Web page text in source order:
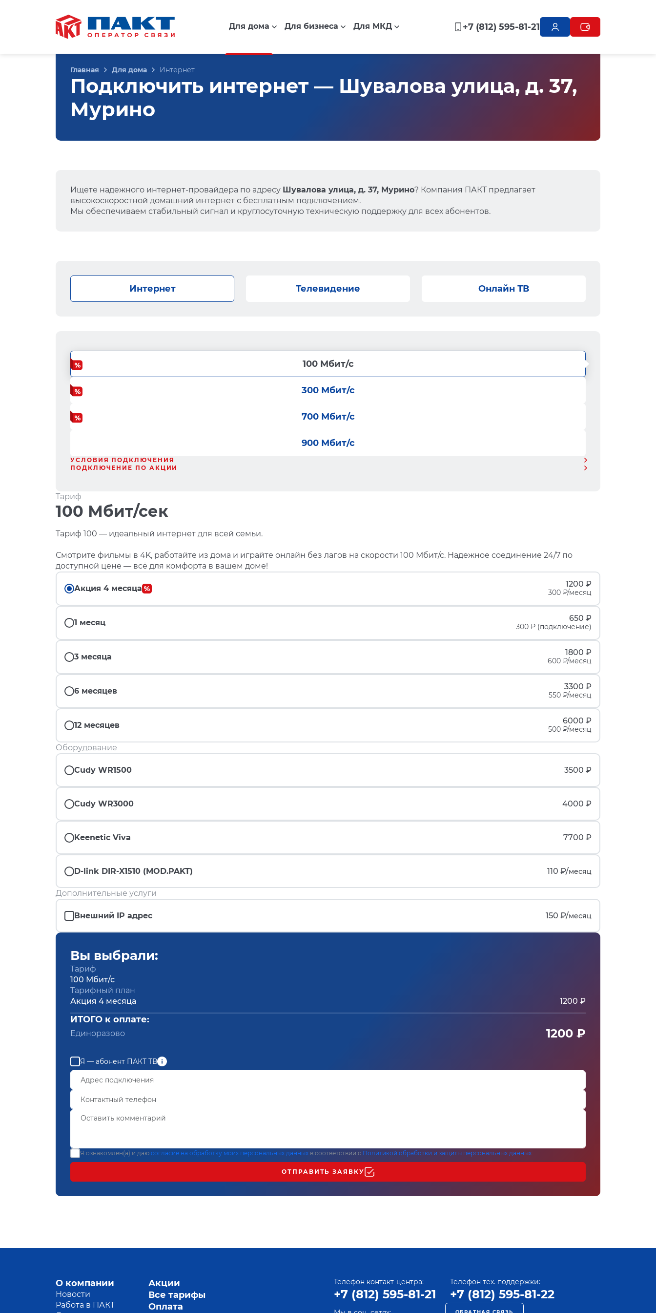
Для дома Для бизнеса Для МКД +7 (812) 595-81-21
Главная Для дома Интернет
Подключить интернет — Шувалова улица, д. 37,
Мурино
Ищете надежного интернет-провайдера по адресу Шувалова улица, д. 37, Мурино? Компания ПАКТ предлагает
высокоскоростной домашний интернет с бесплатным подключением.
Мы обеспечиваем стабильный сигнал и круглосуточную техническую поддержку для всех абонентов.
Интернет Телевидение Онлайн ТВ
100 Мбит/с
300 Мбит/с
700 Мбит/с
900 Мбит/с
УСЛОВИЯ ПОДКЛЮЧЕНИЯ
ПОДКЛЮЧЕНИЕ ПО АКЦИИ
Тариф
100 Мбит/сек
Тариф 100 — идеальный интернет для всей семьи.
Смотрите фильмы в 4K, работайте из дома и играйте онлайн без лагов на скорости 100 Мбит/с. Надежное соединение 24/7 по
доступной цене — всё для комфорта в вашем доме!
Акция 4 месяца 1200 ₽
300 ₽/месяц
1 месяц 650 ₽
300 ₽ (подключение)
3 месяца 1800 ₽
600 ₽/месяц
6 месяцев 3300 ₽
550 ₽/месяц
12 месяцев 6000 ₽
500 ₽/месяц
Оборудование
Cudy WR1500 3500 ₽
Cudy WR3000 4000 ₽
Keenetic Viva 7700 ₽
D-link DIR-X1510 (MOD.PAKT) 110 ₽/месяц
Дополнительные услуги
Внешний IP адрес 150 ₽/месяц
Вы выбрали:
Тариф
100 Мбит/с
Тарифный план
Акция 4 месяца
1200 ₽
ИТОГО к оплате:
Единоразово 1200 ₽
Я — абонент ПАКТ ТВ
Я ознакомлен(а) и даю согласие на обработку моих персональных данных в соответствии с Политикой обработки и защиты персональных данных
ОТПРАВИТЬ ЗАЯВКУ
О компании
Новости
Работа в ПАКТ
Акции
Все тарифы
Оплата
Телефон контакт-центра:
+7 (812) 595-81-21
Телефон тех. поддержки:
+7 (812) 595-81-22